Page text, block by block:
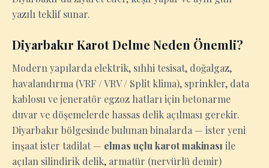
yazılı teklif sunar.
Diyarbakır Karot Delme Neden Önemli?
Modern yapılarda elektrik, sıhhi tesisat, doğalgaz,
havalandırma (VRF / VRV / Split klima), sprinkler, data
kablosu ve jeneratör egzoz hatları için betonarme
duvar ve döşemelerde hassas delik açılması gerekir.
Diyarbakır bölgesinde bulunan binalarda — ister yeni
inşaat ister tadilat — elmas uçlu karot makinası ile
açılan silindirik delik, armatür (nervürlü demir)